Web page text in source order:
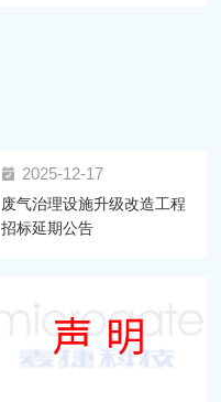
2025-12-17
废气治理设施升级改造工程
招标延期公告